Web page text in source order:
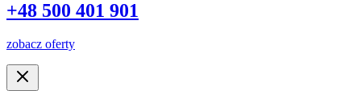
+48 500 401 901
zobacz oferty